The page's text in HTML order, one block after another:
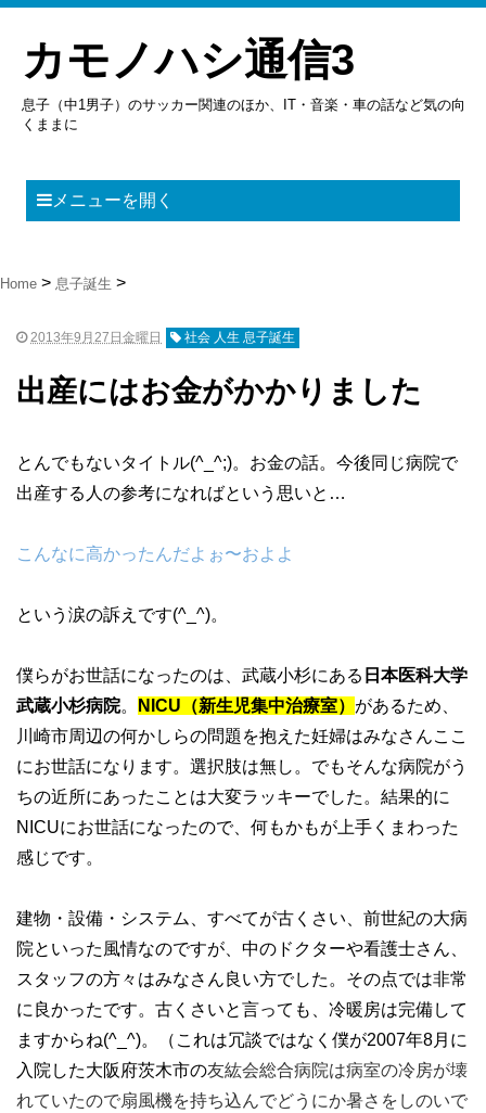
カモノハシ通信3
息子（中1男子）のサッカー関連のほか、IT・音楽・車の話など気の向
くままに
メニューを開く
Home 息子誕生
2013年9月27日金曜日 社会 人生 息子誕生
出産にはお金がかかりました
とんでもないタイトル(^_^;)。お金の話。今後同じ病院で
出産する人の参考になればという思いと…
こんなに高かったんだよぉ〜およよ
という涙の訴えです(^_^)。
僕らがお世話になったのは、武蔵小杉にある 日本医科大学
武蔵小杉病院。 NICU（新生児集中治療室） があるため、
川崎市周辺の何かしらの問題を抱えた妊婦はみなさんここ
にお世話になります。選択肢は無し。でもそんな病院がう
ちの近所にあったことは大変ラッキーでした。結果的に
NICUにお世話になったので、何もかもが上手くまわった
感じです。
建物・設備・システム、すべてが古くさい、前世紀の大病
院といった風情なのですが、中のドクターや看護士さん、
スタッフの方々はみなさん良い方でした。その点では非常
に良かったです。古くさいと言っても、冷暖房は完備して
ますからね(^_^)。（これは冗談ではなく僕が2007年8月に
入院した大阪府茨木市の友紘会総合病院は病室の冷房が壊
れていたので扇風機を持ち込んでどうにか暑さをしのいで